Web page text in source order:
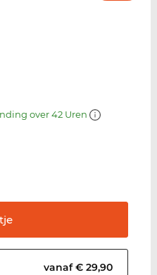
over 42 Uren
vanaf € 29,90